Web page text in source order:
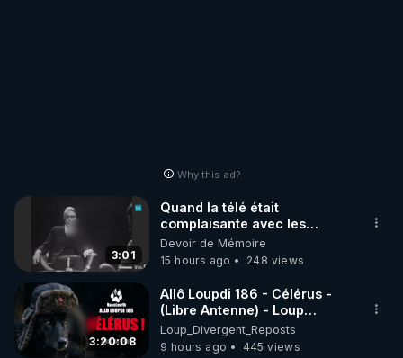
Why this ad?
3:01
Quand la télé était
complaisante avec les
pédophiles
Devoir de Mémoire
15 hours ago
248 views
3:20:08
Allô Loupdi 186 - Célérus -
(Libre Antenne) - Loup
Divergent 2026.08.06
Loup_Divergent_Reposts
9 hours ago
445 views